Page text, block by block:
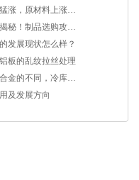
铝卷价格猛涨，原材料上涨推动
铝卷特点揭秘！制品选购攻略来袭
发展现状怎么样？
板的乱纹拉丝处理
斑叶铝片合金的不同，冷库地板设计方面
及发展方向